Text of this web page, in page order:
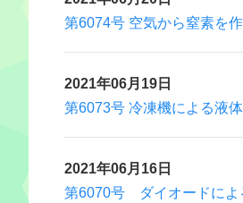
第6074号 空気から窒素を
2021年06月19日
第6073号 冷凍機による液
2021年06月16日
第6070号 ダイオードによ